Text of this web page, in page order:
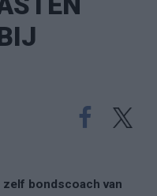
zelf bondscoach van